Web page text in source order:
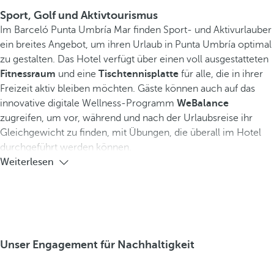
Sport, Golf und Aktivtourismus
Im Barceló Punta Umbría Mar finden Sport- und Aktivurlauber
ein breites Angebot, um ihren Urlaub in Punta Umbría optimal
zu gestalten. Das Hotel verfügt über einen voll ausgestatteten
Fitnessraum und eine Tischtennisplatte für alle, die in ihrer
Freizeit aktiv bleiben möchten. Gäste können auch auf das
innovative digitale Wellness-Programm WeBalance
zugreifen, um vor, während und nach der Urlaubsreise ihr
Gleichgewicht zu finden, mit Übungen, die überall im Hotel
durchgeführt werden können.
Weiterlesen
Unser Engagement für Nachhaltigkeit